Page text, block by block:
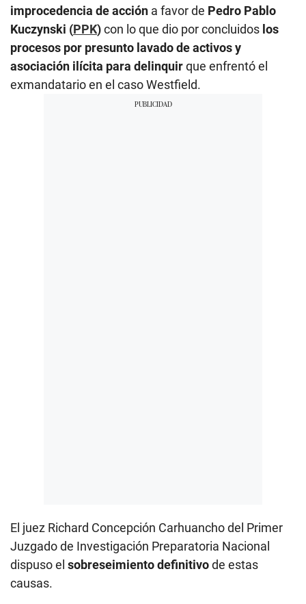
improcedencia de acción a favor de Pedro Pablo
Kuczynski (PPK)con lo que dio por concluidos los
procesos por presunto lavado de activos y
asociación ilícita para delinquirque enfrentó el
exmandatario en el caso Westfield.
El juez Richard Concepción Carhuancho del Primer
Juzgado de Investigación Preparatoria Nacional
dispuso el sobreseimiento definitivode estas
causas.